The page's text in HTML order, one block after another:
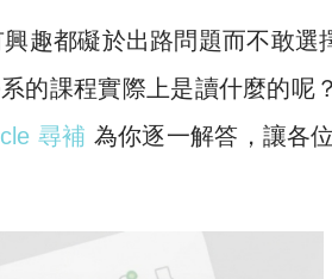
趣都礙於出路問題而不敢選
的課程實際上是讀什麼的呢
尋補 為你逐一解答，讓各